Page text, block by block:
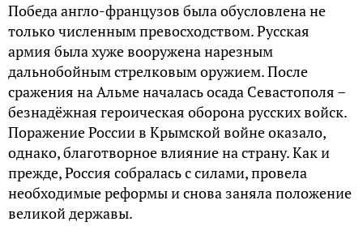
Победа англо-французов была обусловлена не
только численным превосходством. Русская
армия была хуже вооружена нарезным
дальнобойным стрелковым оружием. После
сражения на Альме началась осада Севастополя –
безнадёжная героическая оборона русских войск.
Поражение России в Крымской войне оказало,
однако, благотворное влияние на страну. Как и
прежде, Россия собралась с силами, провела
необходимые реформы и снова заняла положение
великой державы.